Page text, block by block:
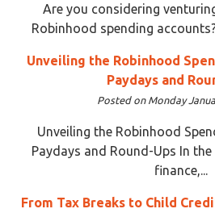
Are you considering
Robinhood spending
Unveiling the Robinhood
Paydays and
Posted on Monday
Unveiling the Robinhood
Paydays and Round-Ups In
finance,...
From Tax Breaks to Child